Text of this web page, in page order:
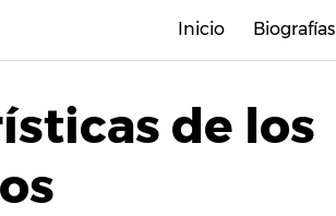
Inicio Biografías
de los